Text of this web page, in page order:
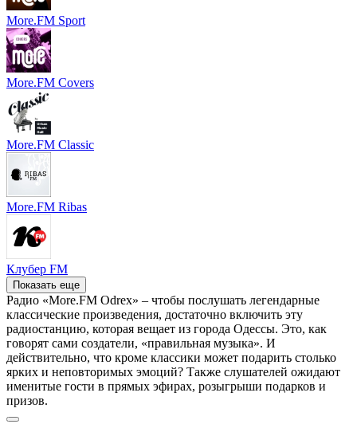
More.FM Sport
More.FM Covers
More.FM Classic
More.FM Ribas
Клубер FM
Показать еще
Радио «More.FM Odrex» – чтобы послушать легендарные
классические произведения, достаточно включить эту
радиостанцию, которая вещает из города Одессы. Это, как
говорят сами создатели, «правильная музыка». И
действительно, что кроме классики может подарить столько
ярких и неповторимых эмоций? Также слушателей ожидают
именитые гости в прямых эфирах, розыгрыши подарков и
призов.